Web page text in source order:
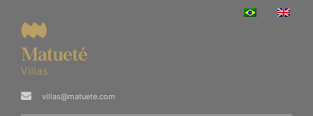
villas@matuete.com